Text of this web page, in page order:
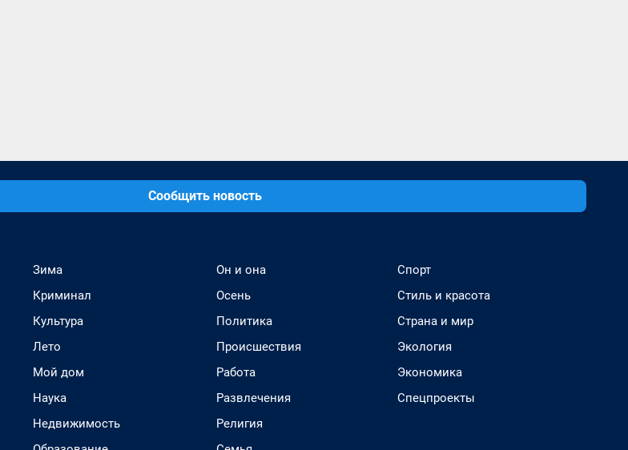
Сообщить новость
Зима
Криминал
Культура
Лето
Мой дом
Наука
Недвижимость
Он и она
Осень
Политика
Происшествия
Работа
Развлечения
Религия
Спорт
Стиль и красота
Страна и мир
Экология
Экономика
Спецпроекты